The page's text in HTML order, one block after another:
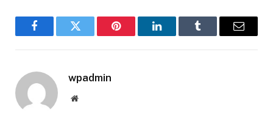
FacebookTwitter Pinterest LinkedInTumblr Email
wpadmin
Website